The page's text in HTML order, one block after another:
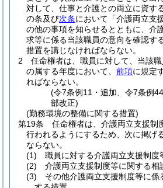
対して、仕事と介護との両立に資す
の条及び次条において「介護両立支
の他の事項を知らせるとともに、介
求等に係る当該職員の意向を確認す
措置を講じなければならない。
2
任命権者は、職員に対して、当該
の属する年度において、 前項に規定
ればならない。
(令7条例11・追加、令7条例
部改正)
(勤務環境の整備に関する措置)
第19条
任命権者は、介護両立支援制
行われるようにするため、次に掲げ
ならない。
(1)
職員に対する介護両立支援制度
(2)
介護両立支援制度等に関する相
(3)
その他介護両立支援制度等に係